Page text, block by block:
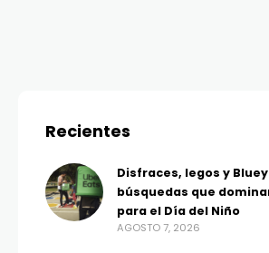
Recientes
Disfraces, legos y
búsquedas que
para el Día del Niño
AGOSTO 7, 2026